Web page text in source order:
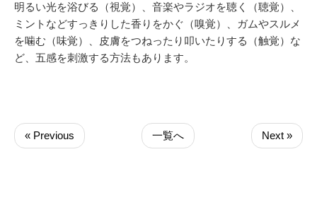
明るい光を浴びる（視覚）、音楽やラジオを聴く（聴覚）、
ミントなどすっきりした香りをかぐ（嗅覚）、ガムやスルメ
を噛む（味覚）、皮膚をつねったり叩いたりする（触覚）な
ど、五感を刺激する方法もあります。
« Previous 一覧へ Next »